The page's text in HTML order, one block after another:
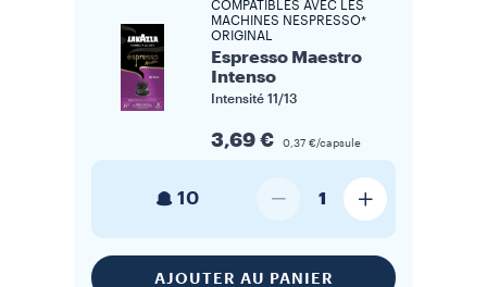
COMPATIBLES AVEC LES
MACHINES NESPRESSO*
ORIGINAL
Espresso Maestro
Intenso
Intensité 11/13
3,69 € 0,37 €/capsule
10 1
AJOUTER AU PANIER